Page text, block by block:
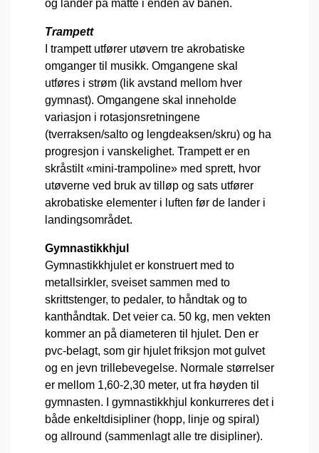
og lander på matte i enden av banen.
Trampett
I trampett utfører utøvern tre akrobatiske
omganger til musikk. Omgangene skal
utføres i strøm (lik avstand mellom hver
gymnast). Omgangene skal inneholde
variasjon i rotasjonsretningene
(tverraksen/salto og lengdeaksen/skru) og ha
progresjon i vanskelighet. Trampett er en
skråstilt «mini-trampoline» med sprett, hvor
utøverne ved bruk av tilløp og sats utfører
akrobatiske elementer i luften før de lander i
landingsområdet.
Gymnastikkhjul
Gymnastikkhjulet er konstruert med to
metallsirkler, sveiset sammen med to
skrittstenger, to pedaler, to håndtak og to
kanthåndtak. Det veier ca. 50 kg, men vekten
kommer an på diameteren til hjulet. Den er
pvc-belagt, som gir hjulet friksjon mot gulvet
og en jevn trillebevegelse. Normale størrelser
er mellom 1,60-2,30 meter, ut fra høyden til
gymnasten. I gymnastikkhjul konkurreres det i
både enkeltdisipliner (hopp, linje og spiral)
og allround (sammenlagt alle tre disipliner).